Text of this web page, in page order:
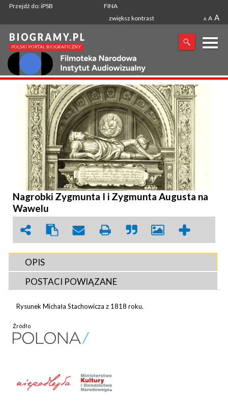
Przejdź do: iPSB
FINA
zwiększ kontrast
A A A
X
SZUKANA FRAZA
Nagrobki Zygmunta I i Zygmunta Augusta na
Wawelu
OPIS
POSTACI POWIĄZANE
Rysunek Michała Stachowicza z 1818 roku.
Źródło